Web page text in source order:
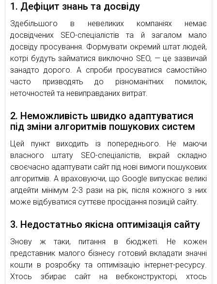
1. Дефіцит знань та досвіду
Здебільшого в невеликих компаніях немає
досвідчених SEO-спеціалістів та й загалом мало
досвіду просування. Формувати окремий штат людей,
котрі будуть займатися виключно SEO, — це зазвичай
занадто дорого. А спроби просуватися самостійно
часто призводять до різноманітних помилок,
неточностей та невиправданих витрат.
2. Неможливість швидко адаптуватися
під зміни алгоритмів пошукових систем
Цей пункт виходить із попереднього. Не маючи
власного штату SEO-спеціалістів, вкрай складно
своєчасно адаптувати сайт під нові вимоги пошукових
алгоритмів. А враховуючи, що Google випускає великі
апдейти мінімум 2-3 рази на рік, після кожного з них
може відбуватися суттєве просідання позицій сайту.
3. Недостатньо якісна оптимізація сайту
Знову ж таки, питання в бюджеті. Не кожен
представник малого бізнесу готовий вкладати значні
кошти в розробку та оптимізацію інтернет-ресурсу.
Хтось збирає сайт на вебконструкторі, хтось